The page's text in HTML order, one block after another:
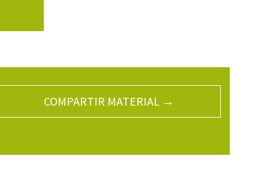
COMPARTIR MATERIAL →